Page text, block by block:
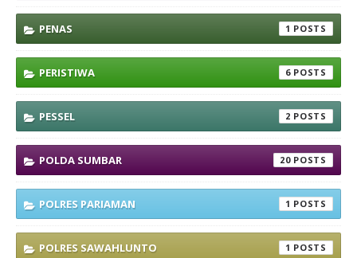
PENAS 1
PERISTIWA 6
PESSEL 2
POLDA SUMBAR 20
POLRES PARIAMAN 1
POLRES SAWAHLUNTO 1